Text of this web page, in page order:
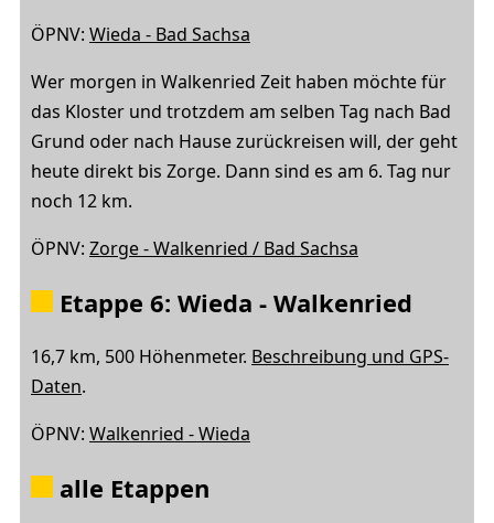
ÖPNV: Wieda - Bad Sachsa
Wer morgen in Walkenried Zeit haben möchte für
das Kloster und trotzdem am selben Tag nach Bad
Grund oder nach Hause zurückreisen will, der geht
heute direkt bis Zorge. Dann sind es am 6. Tag nur
noch 12 km.
ÖPNV: Zorge - Walkenried / Bad Sachsa
Etappe 6: Wieda - Walkenried
16,7 km, 500 Höhenmeter. Beschreibung und GPS-
Daten.
ÖPNV: Walkenried - Wieda
alle Etappen